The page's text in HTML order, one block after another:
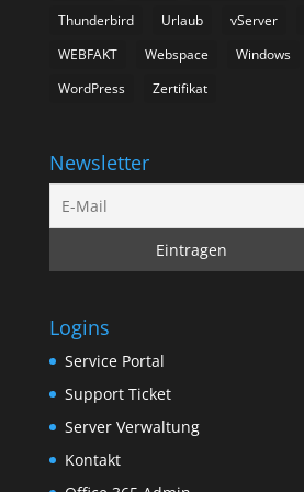
Thunderbird Urlaub vServer
WEBFAKT
Webspace Windows
WordPress
Zertifikat
Newsletter
Logins
Service Portal
Support Ticket
Server Verwaltung
Kontakt